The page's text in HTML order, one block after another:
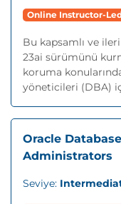
Online Instructor-
Bu kapsamlı ve
23ai sürümünü
koruma
yöneticileri (DBA)
Oracle
Administrators
Seviye: